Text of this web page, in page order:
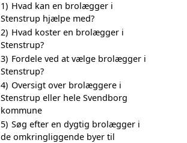
1) Hvad kan en brolægger i
Stenstrup hjælpe med?
2) Hvad koster en brolægger i
Stenstrup?
3) Fordele ved at vælge brolægger i
Stenstrup?
4) Oversigt over brolæggere i
Stenstrup eller hele Svendborg
kommune
5) Søg efter en dygtig brolægger i
de omkringliggende byer til